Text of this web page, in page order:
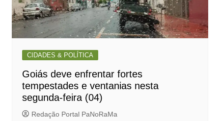
CIDADES & POLÍTICA
Goiás deve enfrentar fortes
tempestades e ventanias nesta
segunda-feira (04)
Redação Portal PaNoRaMa